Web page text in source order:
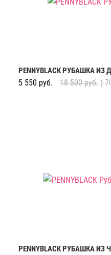
PENNYBLACK РУБАШКА ИЗ
5 550 руб. 18 500 руб. (-
PENNYBLACK РУБАШКА ИЗ